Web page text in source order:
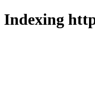
Indexing